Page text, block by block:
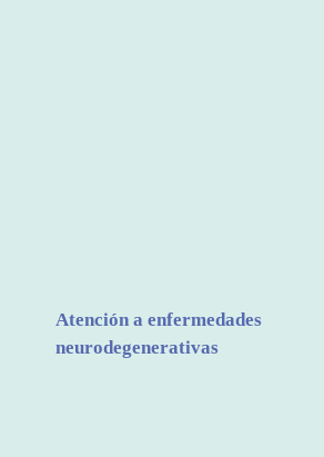
Atención a enfermedades
neurodegenerativas